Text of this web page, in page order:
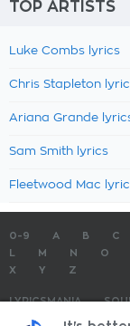
TOP ARTISTS
Luke Combs lyrics
Chris Stapleton
Ariana Grande
Sam Smith lyrics
Fleetwood Mac
0-9 A B C
M N O
X
Y Z
LYRICSMANIA
TOP 100 LYRICS